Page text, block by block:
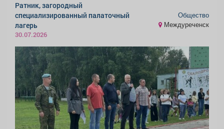
Ратник, загородный
специализированный палаточный
лагерь
30.07.2026
Общество
Междуреченск